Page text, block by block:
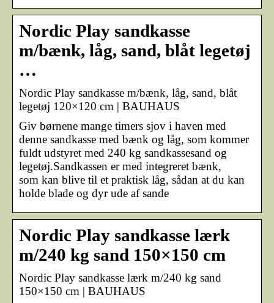
Nordic Play sandkasse
m/bænk, låg, sand, blåt legetøj
…
Nordic Play sandkasse m/bænk, låg, sand, blåt
legetøj 120×120 cm | BAUHAUS
Giv børnene mange timers sjov i haven med
denne sandkasse med bænk og låg, som kommer
fuldt udstyret med 240 kg sandkassesand og
legetøj.Sandkassen er med integreret bænk,
som kan blive til et praktisk låg, sådan at du kan
holde blade og dyr ude af sande
Nordic Play sandkasse lærk
m/240 kg sand 150×150 cm
Nordic Play sandkasse lærk m/240 kg sand
150×150 cm | BAUHAUS